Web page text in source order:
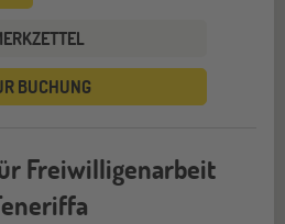
BUCHUNG
Freiwilligenarbeit